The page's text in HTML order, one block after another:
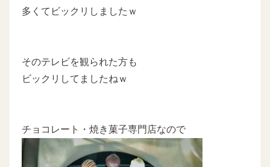
多くてビックリしましたｗ
そのテレビを観られた方も
ビックリしてましたねｗ
チョコレート・焼き菓子専門店なので